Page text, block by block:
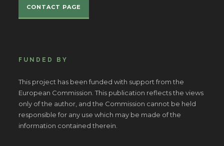
CONTACT PAGE
FUNDED BY
This project has been funded with support from the
European Commission. This publication reflects the views
only of the author, and the Commission cannot be held
responsible for any use which may be made of the
information contained therein.